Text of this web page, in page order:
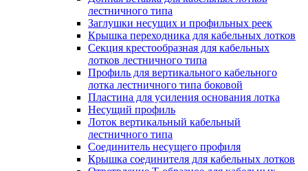
лестничного типа
Заглушки несущих и профильных реек
Крышка переходника для кабельных лотков
Секция крестообразная для кабельных
лотков лестничного типа
Профиль для вертикального кабельного
лотка лестничного типа боковой
Пластина для усиления основания лотка
Несущий профиль
Лоток вертикальный кабельный
лестничного типа
Соединитель несущего профиля
Крышка соединителя для кабельных лотков